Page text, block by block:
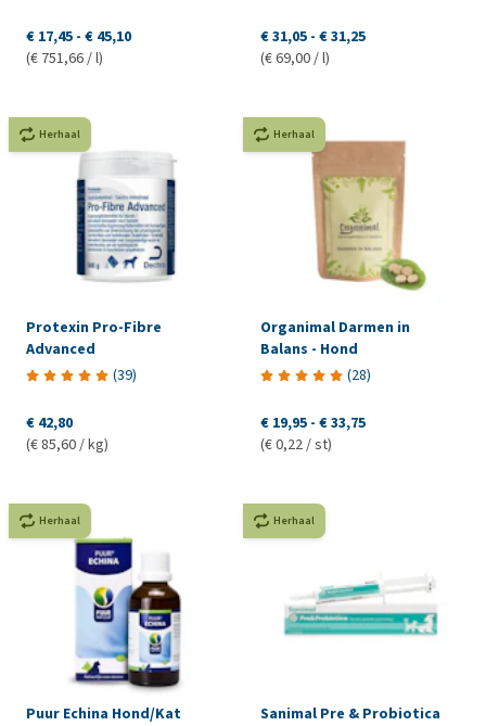
€ 17,45 - € 45,10
(€ 751,66 / l)
€ 31,05 - € 31,25
(€ 69,00 / l)
Herhaal
Protexin Pro-Fibre
Advanced
(39)
€ 42,80
(€ 85,60 / kg)
Herhaal
Organimal Darmen in
Balans - Hond
(28)
€ 19,95 - € 33,75
(€ 0,22 / st)
Herhaal
Puur Echina Hond/Kat
Herhaal
Sanimal Pre & Probiotica